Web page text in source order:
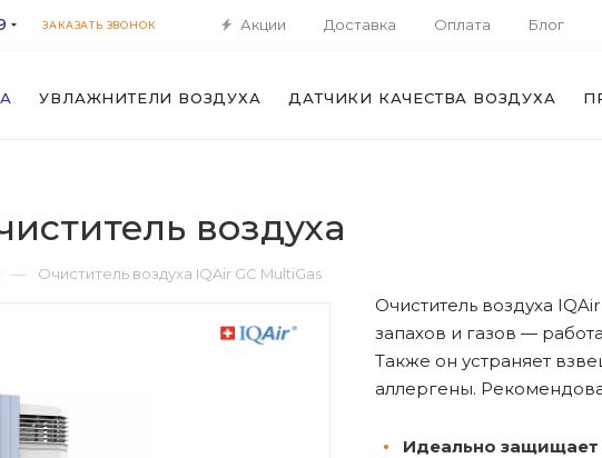
ЗАКАЗАТЬ ЗВОНОК Акции Доставка Оплата Блог
УВЛАЖНИТЕЛИ ВОЗДУХА ДАТЧИКИ КАЧЕСТВА ВОЗДУХА
воздуха
— Очиститель воздуха IQAir GC MultiGas
Очиститель воздуха
запахов и газов —
Также он устраняет
аллергены.
Идеально